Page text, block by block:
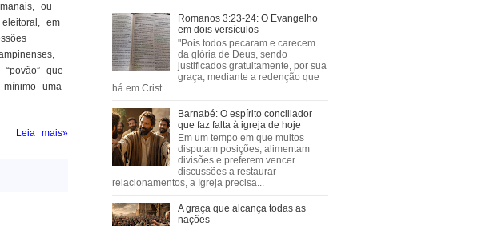
ou
em
que
uma
Leia mais»
Romanos 3:23-24: O Evangelho
em dois versículos
"Pois todos pecaram e carecem
da glória de Deus, sendo
justificados gratuitamente, por sua
graça, mediante a redenção que
há em Crist...
Barnabé: O espírito conciliador
que faz falta à igreja de hoje
Em um tempo em que muitos
disputam posições, alimentam
divisões e preferem vencer
discussões a restaurar
relacionamentos, a Igreja precisa...
A graça que alcança todas as
nações